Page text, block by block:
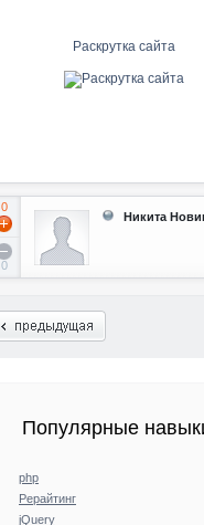
Раскрутка сайта
0
0
Никита
Популярные
php
Рерайтинг
jQuery